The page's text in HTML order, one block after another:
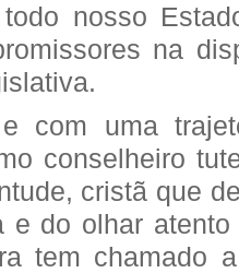
nosso
na
com uma
conselheiro
cristã que
e do olhar
tem chamado